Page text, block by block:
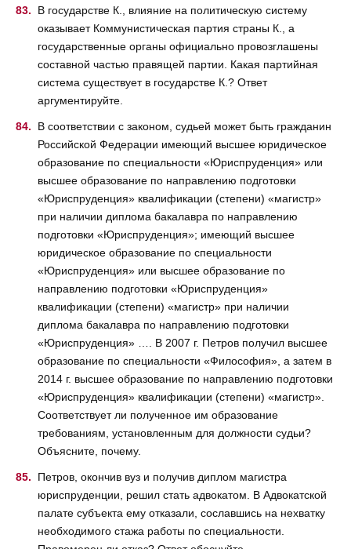
В государстве К., влияние на политическую систему
оказывает Коммунистическая партия страны К., а
государственные органы официально провозглашены
составной частью правящей партии. Какая партийная
система существует в государстве К.? Ответ
аргументируйте.
В соответствии с законом, судьей может быть гражданин
Российской Федерации имеющий высшее юридическое
образование по специальности «Юриспруденция» или
высшее образование по направлению подготовки
«Юриспруденция» квалификации (степени) «магистр»
при наличии диплома бакалавра по направлению
подготовки «Юриспруденция»; имеющий высшее
юридическое образование по специальности
«Юриспруденция» или высшее образование по
направлению подготовки «Юриспруденция»
квалификации (степени) «магистр» при наличии
диплома бакалавра по направлению подготовки
«Юриспруденция» …. В 2007 г. Петров получил высшее
образование по специальности «Философия», а затем в
2014 г. высшее образование по направлению подготовки
«Юриспруденция» квалификации (степени) «магистр».
Соответствует ли полученное им образование
требованиям, установленным для должности судьи?
Объясните, почему.
Петров, окончив вуз и получив диплом магистра
юриспруденции, решил стать адвокатом. В Адвокатской
палате субъекта ему отказали, сославшись на нехватку
необходимого стажа работы по специальности.